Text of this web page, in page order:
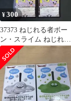
¥300
37373 ねじれる者ボー
ン・スライム ねじれる
者ボーンスライム 4枚
セット